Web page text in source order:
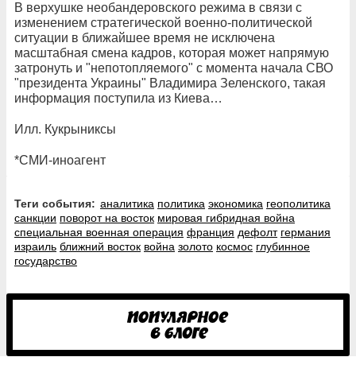
В верхушке необандеровского режима в связи с
изменением стратегической военно-политической
ситуации в ближайшее время не исключена
масштабная смена кадров, которая может напрямую
затронуть и "непотопляемого" с момента начала СВО
"президента Украины" Владимира Зеленского, такая
информация поступила из Киева…
Илл. Кукрыниксы
*СМИ-иноагент
Теги события: аналитика политика экономика геополитика
санкции поворот на восток мировая гибридная война
специальная военная операция франция дефолт германия
израиль ближний восток война золото космос глубинное
государство